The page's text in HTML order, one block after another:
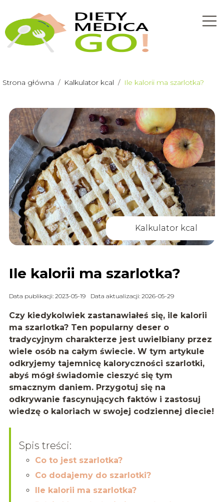
Strona główna / Kalkulator kcal / Ile kalorii ma szarlotka?
Kalkulator kcal
Ile kalorii ma szarlotka?
Data publikacji: 2023-05-19 Data aktualizacji: 2026-05-29
Czy kiedykolwiek zastanawiałeś się, ile kalorii
ma szarlotka? Ten popularny deser o
tradycyjnym charakterze jest uwielbiany przez
wiele osób na całym świecie. W tym artykule
odkryjemy tajemnicę kaloryczności szarlotki,
abyś mógł świadomie cieszyć się tym
smacznym daniem. Przygotuj się na
odkrywanie fascynujących faktów i zastosuj
wiedzę o kaloriach w swojej codziennej diecie!
Spis treści:
Co to jest szarlotka?
Co dodajemy do szarlotki?
Ile kalorii ma szarlotka?